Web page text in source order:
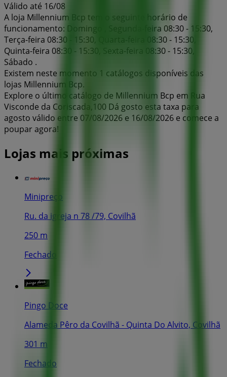
Válido até 16/08
A loja Millennium Bcp tem o seguinte horário de
funcionamento: Domingo , Segunda-feira 08:30 - 15:30,
Terça-feira 08:30 - 15:30, Quarta-feira 08:30 - 15:30,
Quinta-feira 08:30 - 15:30, Sexta-feira 08:30 - 15:30,
Sábado .
Existem neste momento 1 catálogos disponíveis das
lojas Millennium Bcp.
Explore o último catálogo de Millennium Bcp em Rua
Visconde da Coriscada,100 Dá gosto esta taxa para
agosto válido entre 07/08/2026 e 16/08/2026 e comece a
poupar agora!
Lojas mais próximas
Minipreço
Ru. da igreja n 78 /79, Covilhã
250 m
Fechado
Pingo Doce
Alameda Pêro da Covilhã - Quinta Do Alvito, Covilhã
301 m
Fechado